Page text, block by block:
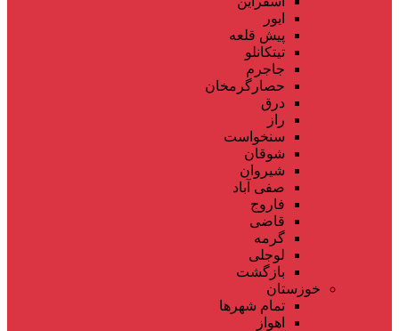
ایور
پیش قلعه
تیتکانلو
جاجرم
حصارگرمخان
درق
راز
سنخواست
شوقان
شیروان
صفی آباد
فاروج
قاضی
گرمه
لوجلی
بازگشت
خوزستان
تمام شهر‌ها
اهواز